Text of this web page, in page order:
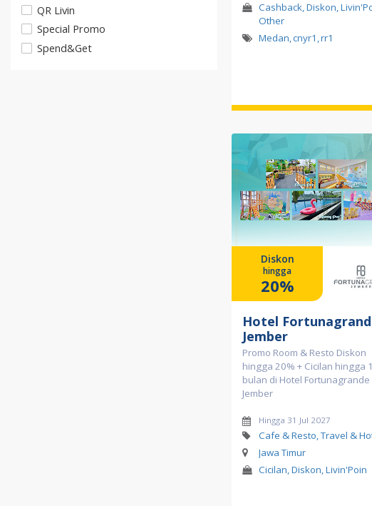
QR Livin
Special Promo
Spend&Get
Cashback, Diskon,
Other
Medan,cnyr1 ,rr1
Diskon
hingga
20%
Hotel
Jember
Promo Room & Resto Diskon
hingga 20% + Cicilan hingga
bulan di Hotel Fortunagrande
Jember
Hingga 31 Jul 2027
Cafe & Resto, Travel &
Jawa Timur
Cicilan, Diskon, Livin'Poin